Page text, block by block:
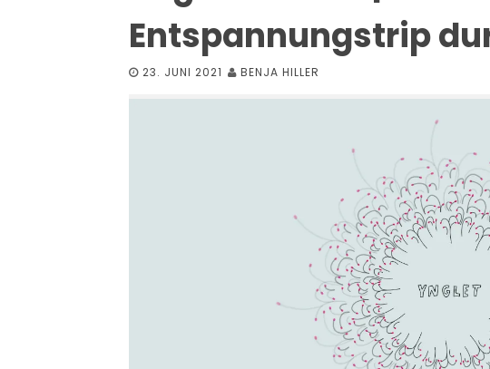
Entspannungstrip
23. JUNI 2021 BENJA HILLER